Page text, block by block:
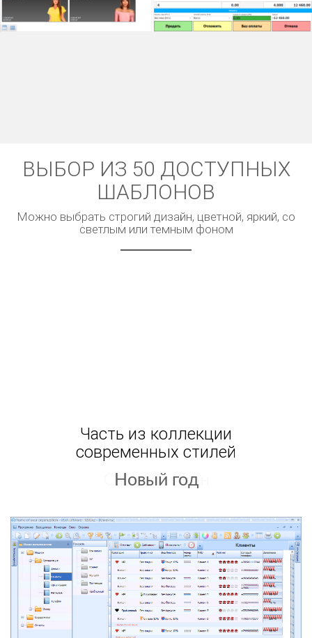
ВЫБОР ИЗ 50 ДОСТУПНЫХ
ШАБЛОНОВ
Можно выбрать строгий дизайн, цветной, яркий, со
светлым или темным фоном
Часть из коллекции
современных стилей
Светлый фон